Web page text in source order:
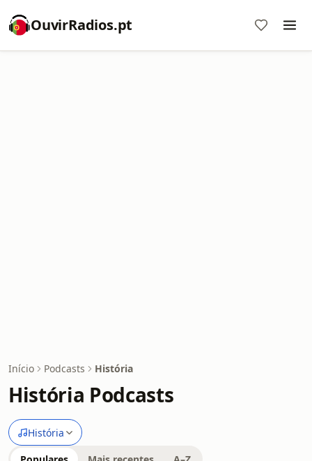
OuvirRadios.pt
Início Podcasts História
História Podcasts
História